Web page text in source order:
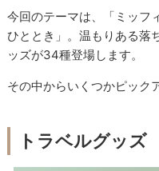
今回のテーマは、「ミッフ
ひととき」。温もりある落
ッズが34種登場します。
その中からいくつかピック
トラベルグッズ